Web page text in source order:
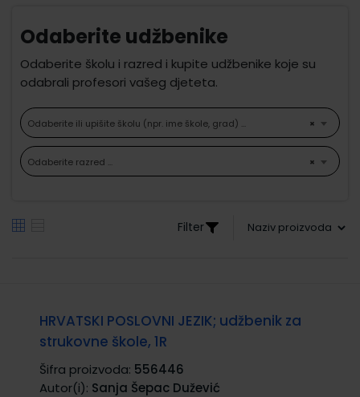
Odaberite udžbenike
Odaberite školu i razred i kupite udžbenike koje su
odabrali profesori vašeg djeteta.
×
Odaberite ili upišite školu (npr. ime škole, grad) ...
×
Odaberite razred ...
Filter
HRVATSKI POSLOVNI JEZIK; udžbenik za
strukovne škole, 1R
Šifra proizvoda: 556446
Autor(i): Sanja Šepac Dužević